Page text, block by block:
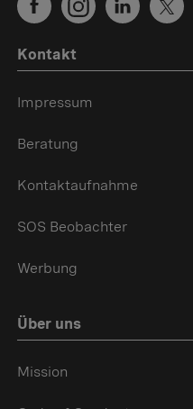
Kontakt
Impressum
Beratung
Kontaktaufnahme
SOS Beobachter
Werbung
Über uns
Mission